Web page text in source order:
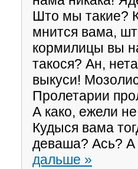
Што мы такие?
мнится вама,
кормилицы вы
такося? Ан,
выкуси!
Пролетарии
А како, ежели
Кудыся вама
деваша? Ась?
дальше »